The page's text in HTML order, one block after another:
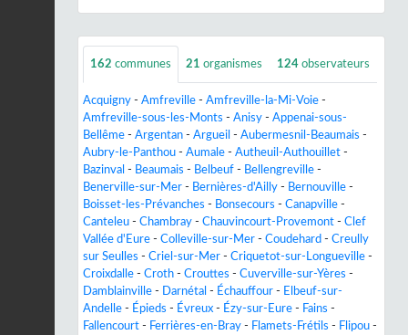
162 communes 21 organismes 124 observateurs
Acquigny - Amfreville - Amfreville-la-Mi-Voie -
Amfreville-sous-les-Monts - Anisy - Appenai-sous-
Bellême - Argentan - Argueil - Aubermesnil-Beaumais -
Aubry-le-Panthou - Aumale - Autheuil-Authouillet -
Bazinval - Beaumais - Belbeuf - Bellengreville -
Benerville-sur-Mer - Bernières-d'Ailly - Bernouville -
Boisset-les-Prévanches - Bonsecours - Canapville -
Canteleu - Chambray - Chauvincourt-Provemont - Clef
Vallée d'Eure - Colleville-sur-Mer - Coudehard - Creully
sur Seulles - Criel-sur-Mer - Criquetot-sur-Longueville -
Croixdalle - Croth - Crouttes - Cuverville-sur-Yères -
Damblainville - Darnétal - Échauffour - Elbeuf-sur-
Andelle - Épieds - Évreux - Ézy-sur-Eure - Fains -
Fallencourt - Ferrières-en-Bray - Flamets-Frétils - Flipou -